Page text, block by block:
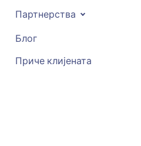
Партнерства
Блог
Приче клијената